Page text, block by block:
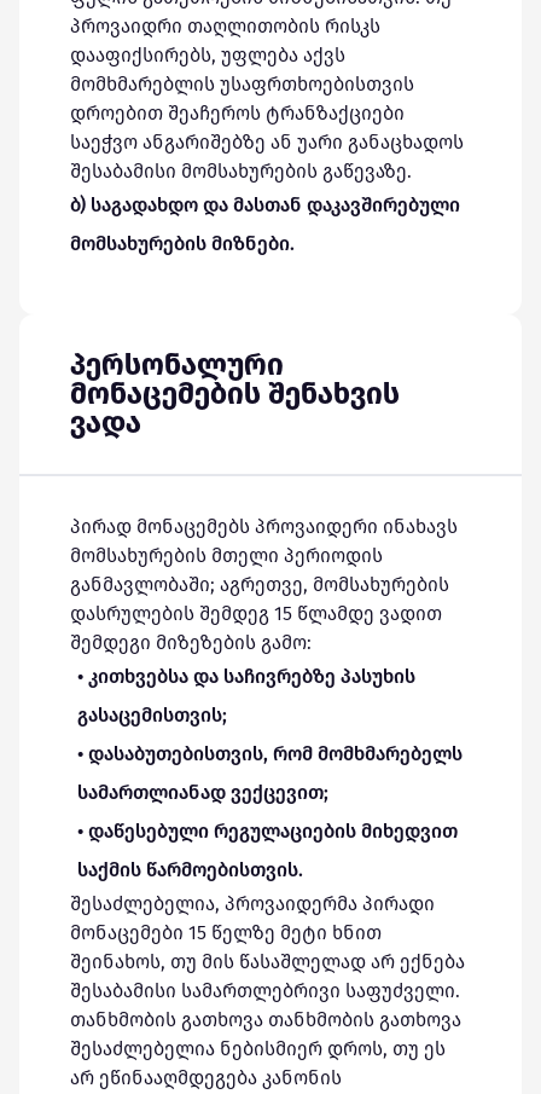
პროვაიდრი თაღლითობის რისკს
დააფიქსირებს, უფლება აქვს
მომხმარებლის უსაფრთხოებისთვის
დროებით შეაჩეროს ტრანზაქციები
საეჭვო ანგარიშებზე ან უარი განაცხადოს
შესაბამისი მომსახურების გაწევაზე.
ბ) საგადახდო და მასთან დაკავშირებული
მომსახურების მიზნები.
პერსონალური
მონაცემების შენახვის
ვადა
პირად მონაცემებს პროვაიდერი ინახავს
მომსახურების მთელი პერიოდის
განმავლობაში; აგრეთვე, მომსახურების
დასრულების შემდეგ 15 წლამდე ვადით
შემდეგი მიზეზების გამო:
• კითხვებსა და საჩივრებზე პასუხის
გასაცემისთვის;
• დასაბუთებისთვის, რომ მომხმარებელს
სამართლიანად ვექცევით;
• დაწესებული რეგულაციების მიხედვით
საქმის წარმოებისთვის.
შესაძლებელია, პროვაიდერმა პირადი
მონაცემები 15 წელზე მეტი ხნით
შეინახოს, თუ მის წასაშლელად არ ექნება
შესაბამისი სამართლებრივი საფუძველი.
თანხმობის გათხოვა თანხმობის გათხოვა
შესაძლებელია ნებისმიერ დროს, თუ ეს
არ ეწინააღმდეგება კანონის